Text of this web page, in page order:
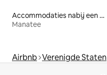
Accommodaties nabij een meer
Manatee
Airbnb Verenigde Staten